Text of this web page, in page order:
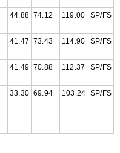
44.88 74.12 119.00 SP/FS
41.47 73.43 114.90 SP/FS
41.49 70.88 112.37 SP/FS
33.30 69.94 103.24 SP/FS